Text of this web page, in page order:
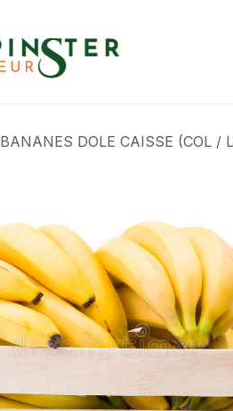
BANANES DOLE CAISSE (COL /